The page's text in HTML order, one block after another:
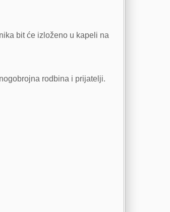
bit će izloženo u kapeli na
rodbina i prijatelji.